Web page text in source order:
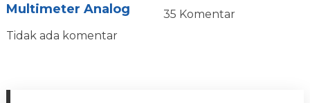
Multimeter Analog
Tidak ada komentar
35 Komentar